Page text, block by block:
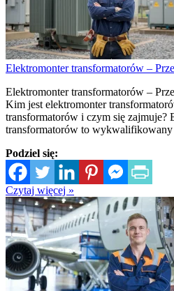
Elektromonter transformatorów –
Elektromonter transformatorów –
Kim jest elektromonter
transformatorów i czym się zajmuje?
transformatorów to wykwalifikowany
Podziel się:
Czytaj więcej »